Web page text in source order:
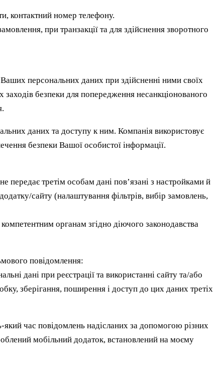
контактний номер телефону.
при транзакції та для здійснення зворотного
Ваших персональних даних при здійсненні ними своїх
безпеки для попередження несанкціонованого
даних та доступу к ним. Компанія використовує
безпеки Вашої особистої інформації.
передає третім особам дані пов’язані з настройками й
сайту (налаштування фільтрів, вибір замовлень,
органам згідно діючого законодавства
повідомлення:
дані при реєстрації та використанні сайту та/або
зберігання, поширення і доступ до цих даних третіх
час повідомлень надісланих за допомогою різних
мобільний додаток, встановлений на моєму